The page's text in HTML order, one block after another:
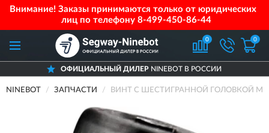
Внимание! Заказы принимаются только от юридических
лиц по телефону 8-499-450-86-44
0 0
ОФИЦИАЛЬНЫЙ ДИЛЕРNINEBOT В РОССИИ
NINEBOT ЗАПЧАСТИ ВИНТ С ШЕСТИГРАННОЙ ГОЛОВКОЙ M4*8